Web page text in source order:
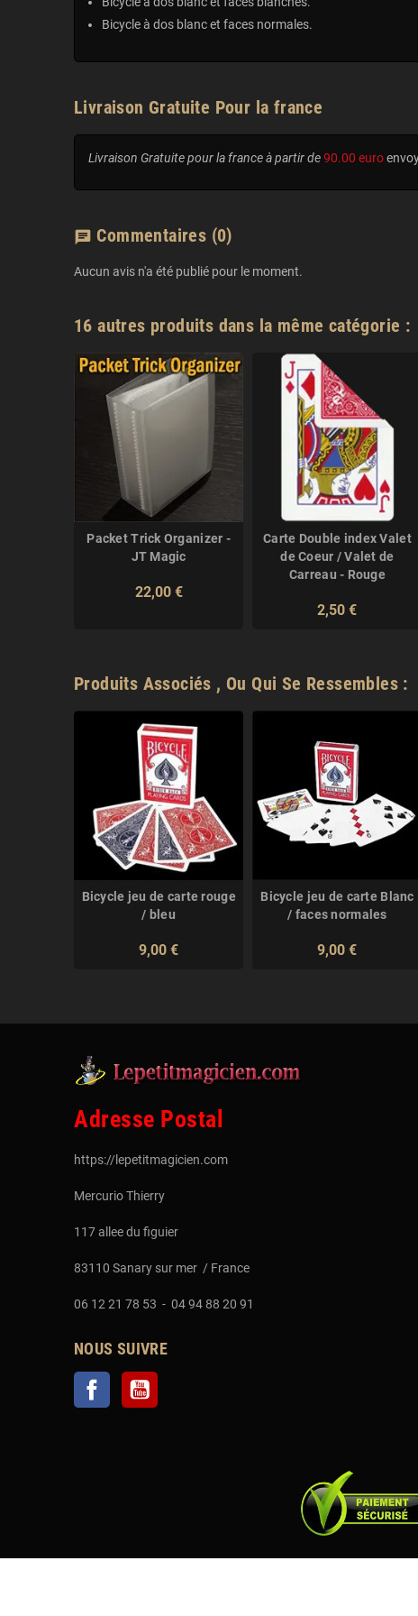
Bicycle à dos blanc et faces normales.
Livraison Gratuite Pour la france
Livraison Gratuite pour la france à partir de90.00 euro
chat Commentaires (0)
Aucun avis n'a été publié pour le moment.
16 autres produits dans la même catégorie :
Packet Trick Organizer -
JT Magic
22,00 €
Carte Double index Valet
de Coeur / Valet de
Carreau - Rouge
2,50 €
Produits Associés , Ou Qui Se Ressembles :
Bicycle jeu de carte rouge
/ bleu
9,00 €
Bicycle jeu de carte Blanc
/ faces normales
9,00 €
Adresse Postal
https://lepetitmagicien.com
Mercurio Thierry
117 allee du figuier
83110 Sanary sur mer / France
06 12 21 78 53 - 04 94 88 20 91
NOUS SUIVRE
Facebook